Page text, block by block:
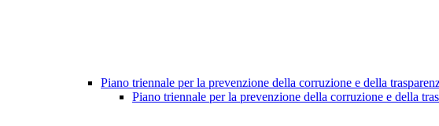
Piano triennale per la prevenzione della corruzione e della
Piano triennale per la prevenzione della corruzione e della